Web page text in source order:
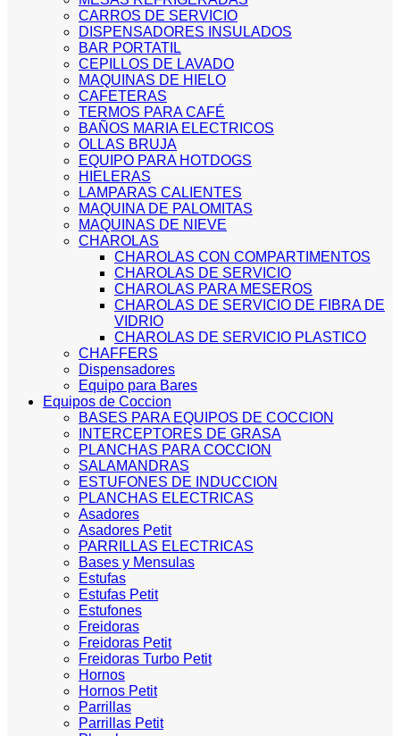
CARROS DE SERVICIO
DISPENSADORES INSULADOS
BAR PORTATIL
CEPILLOS DE LAVADO
MAQUINAS DE HIELO
CAFETERAS
TERMOS PARA CAFÉ
BAÑOS MARIA ELECTRICOS
OLLAS BRUJA
EQUIPO PARA HOTDOGS
HIELERAS
LAMPARAS CALIENTES
MAQUINA DE PALOMITAS
MAQUINAS DE NIEVE
CHAROLAS
CHAROLAS CON COMPARTIMENTOS
CHAROLAS DE SERVICIO
CHAROLAS PARA MESEROS
CHAROLAS DE SERVICIO DE FIBRA DE
VIDRIO
CHAROLAS DE SERVICIO PLASTICO
CHAFFERS
Dispensadores
Equipo para Bares
Equipos de Coccion
BASES PARA EQUIPOS DE COCCION
INTERCEPTORES DE GRASA
PLANCHAS PARA COCCION
SALAMANDRAS
ESTUFONES DE INDUCCION
PLANCHAS ELECTRICAS
Asadores
Asadores Petit
PARRILLAS ELECTRICAS
Bases y Mensulas
Estufas
Estufas Petit
Estufones
Freidoras
Freidoras Petit
Freidoras Turbo Petit
Hornos
Hornos Petit
Parrillas
Parrillas Petit